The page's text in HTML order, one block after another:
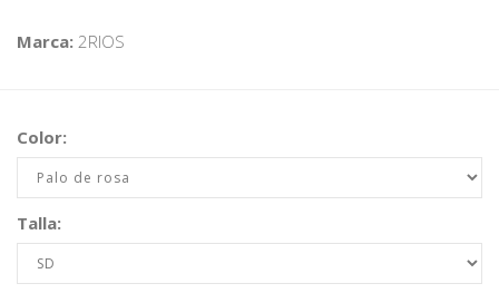
Marca: 2RIOS
Color:
Talla: